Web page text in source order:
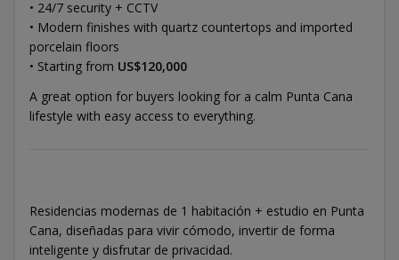
• 24/7 security + CCTV
• Modern finishes with quartz countertops and imported
porcelain floors
• Starting from US$120,000
A great option for buyers looking for a calm Punta Cana
lifestyle with easy access to everything.
Residencias modernas de 1 habitación + estudio en Punta
Cana, diseñadas para vivir cómodo, invertir de forma
inteligente y disfrutar de privacidad.